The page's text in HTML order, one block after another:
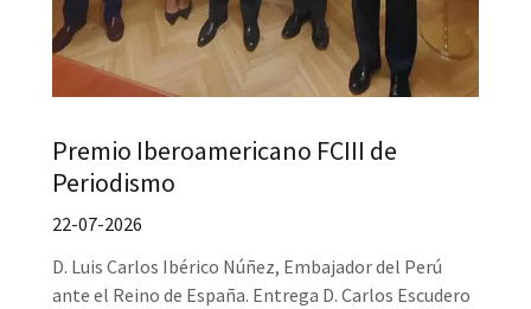
Premio Iberoamericano FCIII de
Periodismo
22-07-2026
D. Luis Carlos Ibérico Núñez, Embajador del Perú
ante el Reino de España. Entrega D. Carlos Escudero